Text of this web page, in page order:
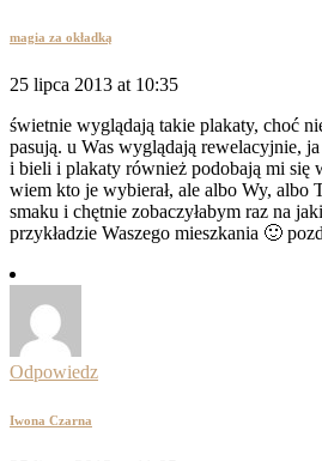
magia za okładką
25 lipca 2013 at 10:35
świetnie wyglądają takie plakaty, choć
pasują. u Was wyglądają rewelacyjnie,
i bieli i plakaty również podobają mi się
wiem kto je wybierał, ale albo Wy, albo
smaku i chętnie zobaczyłabym raz na
przykładzie Waszego mieszkania 🙂
Odpowiedz
Iwona Czarna